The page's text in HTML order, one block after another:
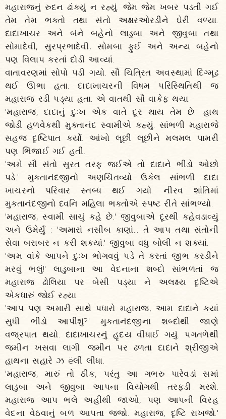
મહારાજનું રુદન ઢાંક્યું ન રહ્યું. જેમ જેમ ખબર પડતી ગઈ
તેમ તેમ ભક્તો તથા સંતો અક્ષરઓરડીને ઘેરી વળ્યા.
દાદાખાચર અને બંને બહેનો લાડુબા અને જીવુબા તથા
સોમાદેવી, સુરપ્રભાદેવી, સોમબા ફુઈ અને અન્ય બહેનો
પણ વિલાપ કરતાં દોડી આવ્યાં.
વાતાવરણમાં સોપો પડી ગયો. સૌ ચિત્રિત અવસ્થામાં દિગ્મૂઢ
થઈ ઊભા હતા. દાદાખાચરની વિષમ પરિસ્થિતિથી જ
મહારાજ રડી પડ્યા હતા. એ વાતથી સૌ વાકેફ થયા.
'મહારાજ, દાદાનું દુઃખ એક વાતે દૂર થાય તેમ છે.' હાથ
જોડી હળવેકથી મુક્તાનંદ સ્વામીએ કહ્યું. સાંભળી મહારાજે
સહજ દૃષ્ટિપાત કર્યો. આંખો લૂછી લૂછીને મલમલ પામરી
પણ ભિંજાઈ ગઈ હતી.
'અમે સૌ સંતો સુરત તરફ જઈએ તો દાદાને ભીડો ઓછો
પડે.' મુક્તાનંદજીનો અણચિંતવ્યો ઉકેલ સાંભળી દાદા
ખાચરનો પરિવાર સ્તબ્ધ થઈ ગયો. નીરવ શાંતિમાં
મુક્તાનંદજીનો ધ્વનિ મહિલા ભક્તોએ સ્પષ્ટ રીતે સાંભળ્યો.
'મહારાજ, સ્વામી સાચું કહે છે.' જીવુબાએ દૂરથી કહેવડાવ્યું
અને ઉમેર્યું : 'અમારાં નસીબ કાણાં... તે આપ તથા સંતોની
સેવા બરાબર ન કરી શક્યાં.' જીવુબા વધુ બોલી ન શક્યાં.
'અમ વાંકે આપને દુઃખ ભોગવવું પડે તે કરતાં જીભ કરડીને
મરવું ભલું!' લાડુબાના આ વેદનાના શબ્દો સાંભળતાં જ
મહારાજ ઢોલિયા પર બેસી પડ્યા ને અલક્ષ્ય દૃષ્ટિએ
એકધારું જોઈ રહ્યા.
'આપ પણ અમારી સાથે પધારો મહારાજ, આમ દાદાને ક્યાં
સુધી ભીડો આપીશું?' મુક્તાનંદજીના શબ્દોથી જાણે
વજ્રપાત થયો. દાદાખાચરનું હૃદય વીંધાઈ ગયું. પગતળેથી
જમીન ખસવા લાગી. જમીન પર ઢળતા દાદાને શ્રીજીએ
હાથના સહારે ઝ ëલી લીધા.
'મહારાજ, મારું તો ઠીક, પરંતુ આ ગભરુ પારેવડાં સમાં
લાડુબા અને જીવુબા આપના વિયોગથી તરફડી મરશે.
મહારાજ આપ ભલે અહીંથી જાઓ, પણ આપની વિરહ
વેદના વેઠવાનું બળ આપતા જજો. મહારાજ, દૃષ્ટિ રાખજો.'